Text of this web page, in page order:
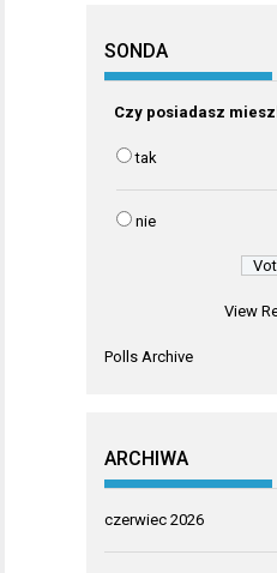
SONDA
Czy posiadasz
tak
nie
View
Polls Archive
ARCHIWA
czerwiec 2026